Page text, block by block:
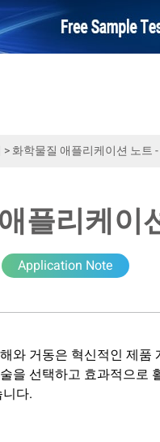
>화학물질 애플리케이션 노트
플리케이
Application Note
와 거동은 혁신적인 제
을 선택하고 효과적으로
다.